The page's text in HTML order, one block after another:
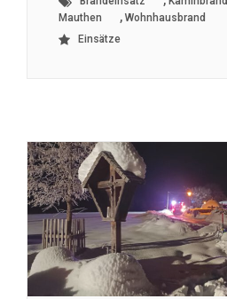
Mauthen
, Wohnhausbrand
Einsätze